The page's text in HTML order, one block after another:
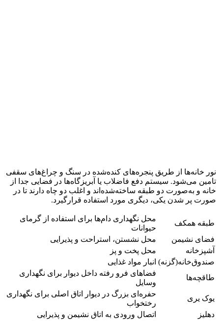
نور خانه‌ها از طریق پنجره‌های کنده‌شده در سنگ و چراغ‌های سقفی
تامین می‌شود. سیستم دفع فاضلاب یا آبریزگاه‌ها در فضایی جدا از
خانه و به‌صورت دو طبقه ساخته‌شده‌اند و اغلب دو چاه دارند تا در
صورت پر شدن یکی، دیگری مورد استفاده قرارگیرد.
طبقه همکف
محل نگهداری دام‌ها برای استفاده از گرمای
حیوانات
فضای نشیمن
محل نشستن، استراحت و پذیرایی
آشپزخانه
محل پخت و پز
صندوق‌خانه(گزنه) انبار مواد غذایی
طاقچه‌ها
فضاهای فرو رفته داخل دیوار برای نگهداری
وسایل
یوک یری
حفره‌ای بزرگ در دیوار اتاق اصلی برای نگهداری
رختخواب
دهلیز
اتصال ورودی به اتاق نشیمن و پذیرایی